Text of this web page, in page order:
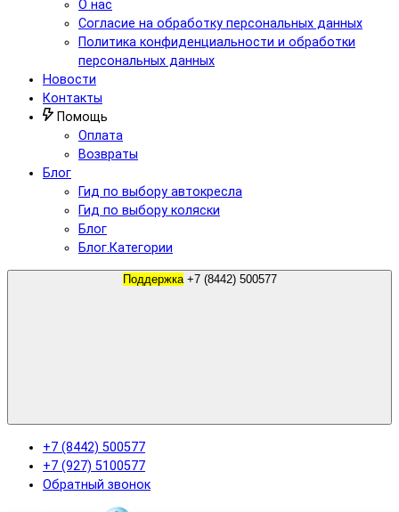
О нас
Согласие на обработку персональных данных
Политика конфиденциальности и обработки
персональных данных
Новости
Контакты
Помощь
Оплата
Возвраты
Блог
Гид по выбору автокресла
Гид по выбору коляски
Блог
Блог.Категории
Поддержка +7 (8442) 500577
+7 (8442) 500577
+7 (927) 5100577
Обратный звонок